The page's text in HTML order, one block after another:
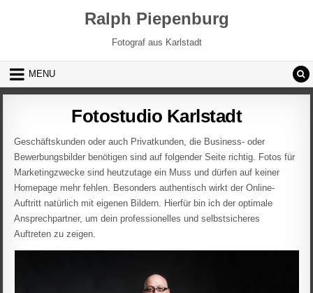
Ralph Piepenburg
Fotograf aus Karlstadt
MENU
Fotostudio Karlstadt
Geschäftskunden oder auch Privatkunden, die Business- oder
Bewerbungsbilder benötigen sind auf folgender Seite richtig. Fotos für
Marketingzwecke sind heutzutage ein Muss und dürfen auf keiner
Homepage mehr fehlen. Besonders authentisch wirkt der Online-
Auftritt natürlich mit eigenen Bildern. Hierfür bin ich der optimale
Ansprechpartner, um dein professionelles und selbstsicheres
Auftreten zu zeigen.